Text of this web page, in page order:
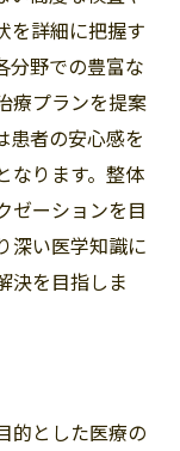
を詳細に把握す
分野での豊富な
療プランを提案
患者の安心感を
なります。整体
ゼーションを目
深い医学知識に
決を目指しま
的とした医療の